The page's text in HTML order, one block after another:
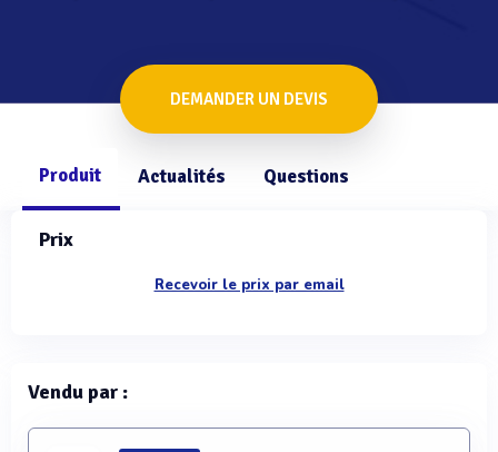
DEMANDER UN DEVIS
Produit Actualités Questions
Prix
Recevoir le prix par email
Vendu par :